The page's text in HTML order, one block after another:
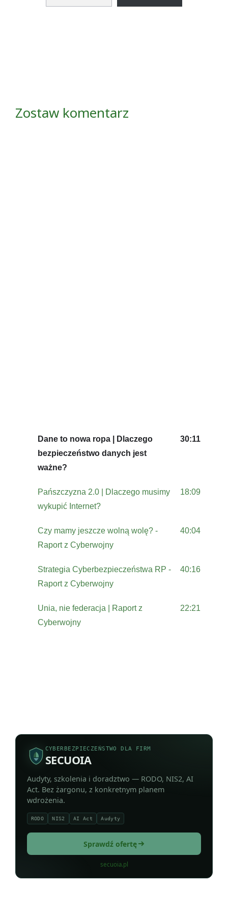
Zostaw komentarz
Dane to nowa ropa | Dlaczego
bezpieczeństwo danych jest
ważne?
30:11
Pańszczyzna 2.0 | Dlaczego musimy
wykupić Internet?
18:09
Czy mamy jeszcze wolną wolę? -
Raport z Cyberwojny
40:04
Strategia Cyberbezpieczeństwa RP -
Raport z Cyberwojny
40:16
Unia, nie federacja | Raport z
Cyberwojny
22:21
CYBERBEZPIECZEŃSTWO DLA FIRM
SECUOIA
Audyty, szkolenia i doradztwo — RODO, NIS2, AI
Act. Bez żargonu, z konkretnym planem
wdrożenia.
RODO NIS2 AI Act Audyty
Sprawdź ofertę
secuoia.pl